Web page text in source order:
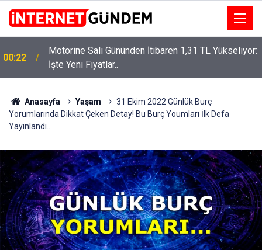
00:22
Motorine Salı Gününden İtibaren 1,31 TL Yükseliyor:
İşte Yeni Fiyatlar..
Anasayfa Yaşam
31 Ekim 2022 Günlük Burç
Yorumlarında Dikkat Çeken Detay! Bu Burç Youmları İlk Defa
Yayınlandı..